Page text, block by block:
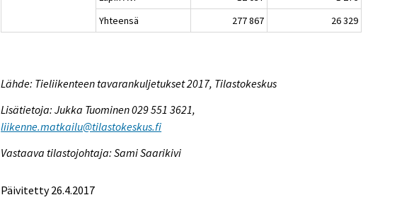
Yhteensä
277 867 26 329
Lähde: Tieliikenteen tavarankuljetukset 2017, Tilastokeskus
Lisätietoja: Jukka Tuominen 029 551 3621,
liikenne.matkailu@tilastokeskus.fi
Vastaava tilastojohtaja: Sami Saarikivi
Päivitetty 26.4.2017